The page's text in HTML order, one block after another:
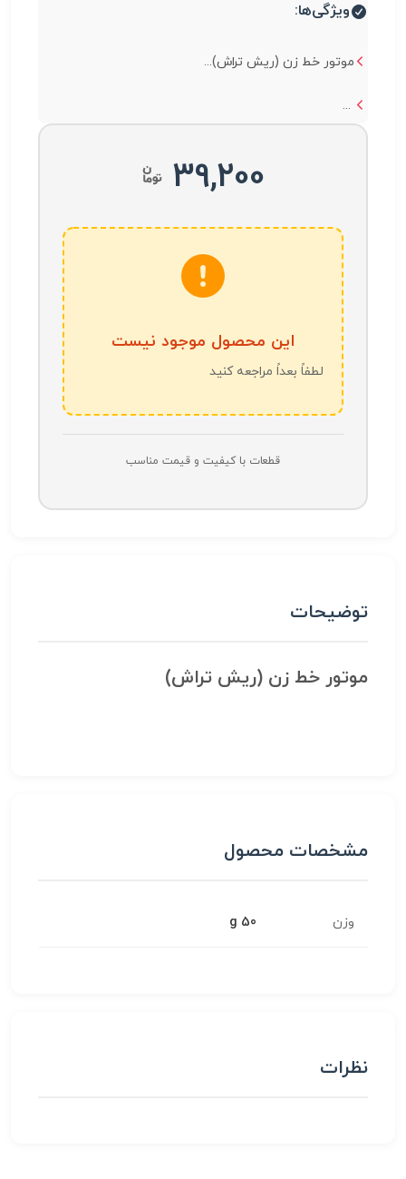
ویژگی‌ها:
موتور خط زن (ریش تراش)...
...
39,200
این محصول موجود نیست
لطفاً بعداً مراجعه کنید
قطعات با کیفیت و قیمت مناسب
توضیحات
موتور خط زن (ریش تراش)
مشخصات محصول
وزن 50 g
نظرات